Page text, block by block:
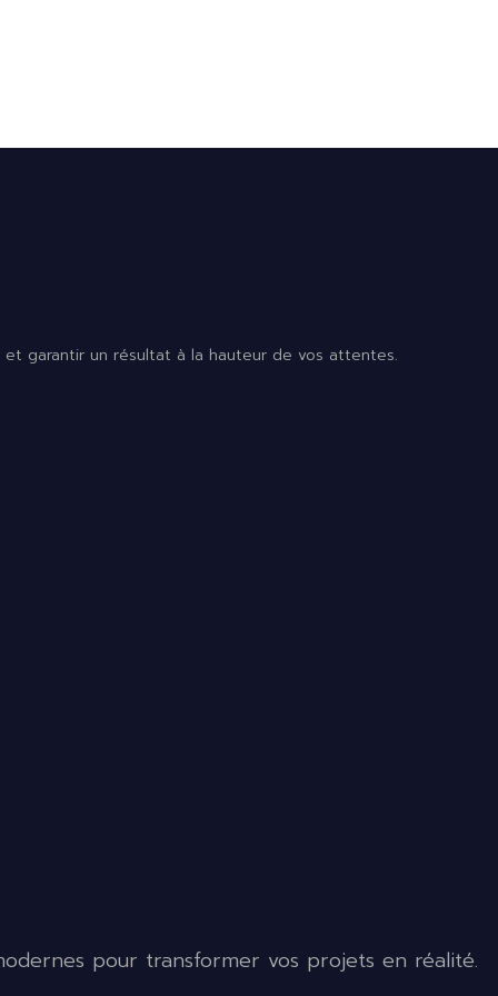
garantir un résultat à la hauteur de vos attentes.
pour transformer vos projets en réalité.